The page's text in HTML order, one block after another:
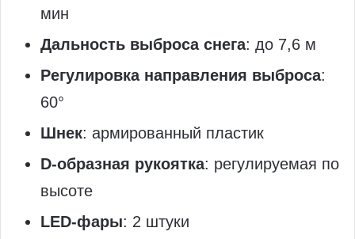
мин
Дальность выброса снега: до 7,6 м
Регулировка направления выброса:
60°
Шнек: армированный пластик
D-образная рукоятка: регулируемая по
высоте
LED-фары: 2 штуки